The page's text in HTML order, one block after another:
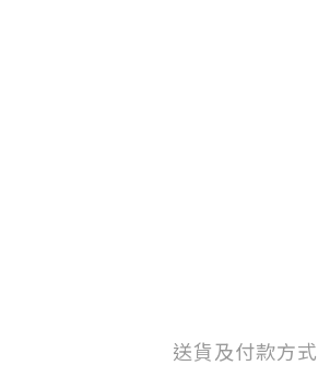
送貨及付款方式